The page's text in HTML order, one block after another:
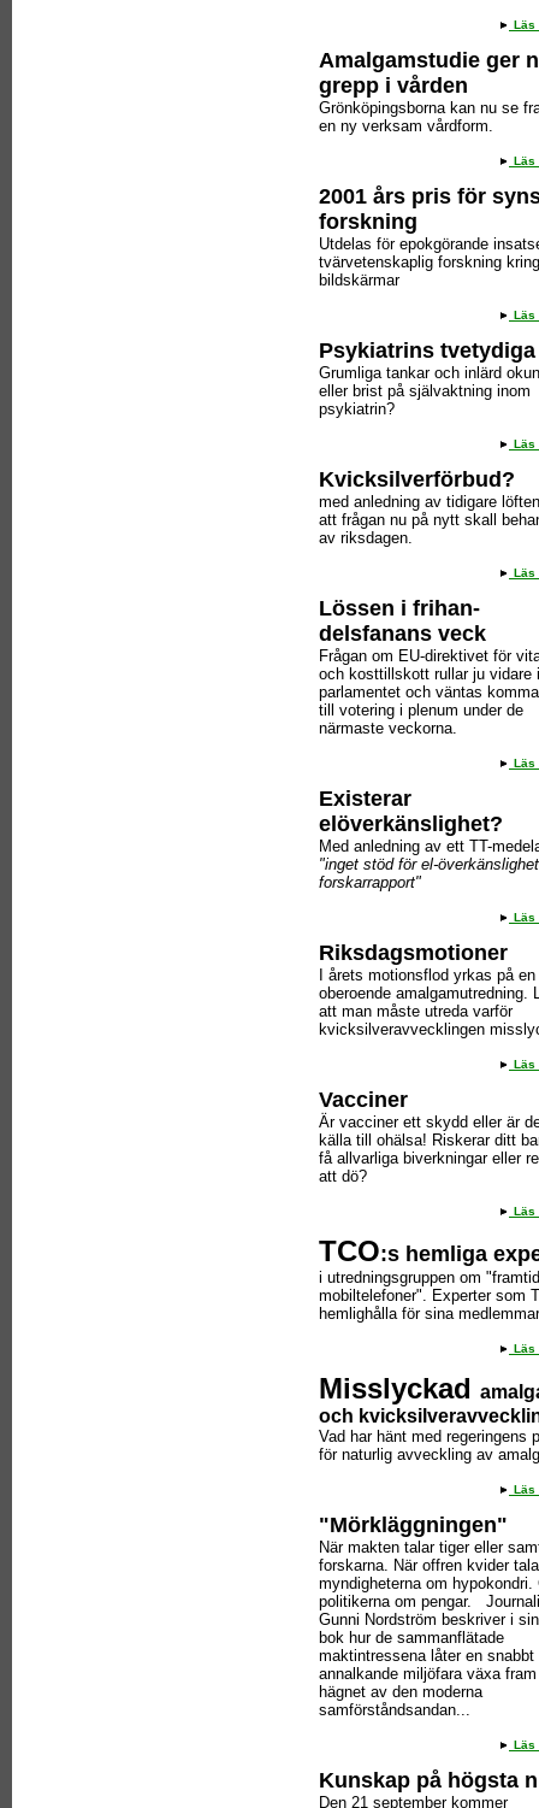
Läs
Amalgamstudie ger
grepp i vården
Grönköpingsborna kan nu se
en ny verksam vårdform.
Läs
2001 års pris för
forskning
Utdelas för epokgörande
tvärvetenskaplig forskning kring
bildskärmar
Läs
Psykiatrins
Grumliga tankar och inlärd
eller brist på självaktning inom
psykiatrin?
Läs
Kvicksilverförbud?
med anledning av tidigare
att frågan nu på nytt skall
av riksdagen.
Läs
Lössen i frihan-
delsfanans veck
Frågan om EU-direktivet för
och kosttillskott rullar ju vidare
parlamentet och väntas
till votering i plenum under de
närmaste veckorna.
Läs
Existerar
elöverkänslighet?
Med anledning av ett TT-
"inget stöd för el-
forskarrapport"
Läs
Riksdagsmotioner
I årets motionsflod yrkas på en
oberoende amalgamutredning.
att man måste utreda varför
kvicksilveravvecklingen
Läs
Vacciner
Är vacciner ett skydd eller är
källa till ohälsa! Riskerar ditt
få allvarliga biverkningar eller
att dö?
Läs
TCO:s hemliga
i utredningsgruppen om
mobiltelefoner". Experter som
hemlighålla för sina
Läs
Misslyckad
och
Vad har hänt med regeringens
för naturlig avveckling av
Läs
"Mörkläggningen"
När makten talar tiger eller
forskarna. När offren kvider
myndigheterna om hypokondri.
politikerna om pengar.
Gunni Nordström beskriver i
bok hur de sammanflätade
maktintressena låter en snabbt
annalkande miljöfara växa
hägnet av den moderna
samförståndsandan...
Läs
Kunskap på högsta
Den 21 september kommer